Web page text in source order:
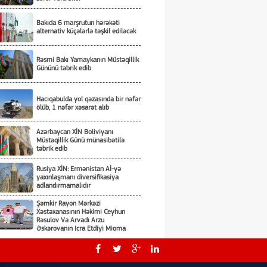
Bakıda 6 marşrutun hərəkəti
alternativ küçələrlə təşkil ediləcək
Rəsmi Bakı Yamaykanın Müstəqillik
Gününü təbrik edib
Hacıqabulda yol qəzasında bir nəfər
ölüb, 1 nəfər xəsarət alıb
Azərbaycan XİN Boliviyanı
Müstəqillik Günü münasibətilə
təbrik edib
Rusiya XİN: Ermənistan Aİ-yə
yaxınlaşmanı diversifikasiya
adlandırmamalıdır
Şəmkir Rayon Mərkəzi
Xəstəxanasının Həkimi Ceyhun
Rəsulov Və Arvadı Arzu
Əskərovanın Icra Etdiyi Mioma
Əməliyyatından Sonra Qadının
Ölümü Ilə Bağlı Şəmkir Rayon
Prokrurluğunda Araşdırma Aparılır
Azərbaycanda şahmatın inkişafı və
beynəlxalq əməkdaşlıq müzakirə